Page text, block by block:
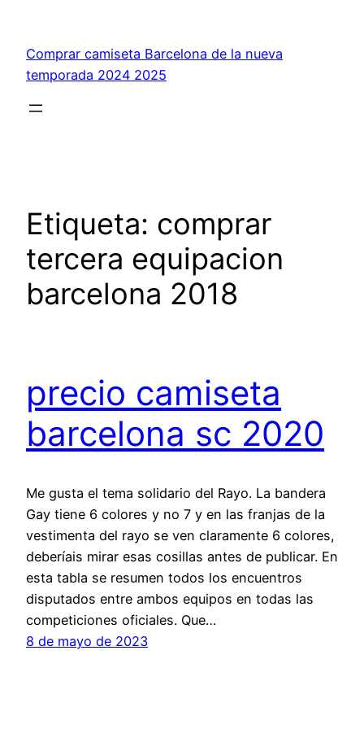
contenido
Comprar camiseta Barcelona de la nueva
temporada 2024 2025
Etiqueta: comprar
tercera equipacion
barcelona 2018
precio camiseta
barcelona sc 2020
Me gusta el tema solidario del Rayo. La bandera
Gay tiene 6 colores y no 7 y en las franjas de la
vestimenta del rayo se ven claramente 6 colores,
deberíais mirar esas cosillas antes de publicar. En
esta tabla se resumen todos los encuentros
disputados entre ambos equipos en todas las
competiciones oficiales. Que…
8 de mayo de 2023